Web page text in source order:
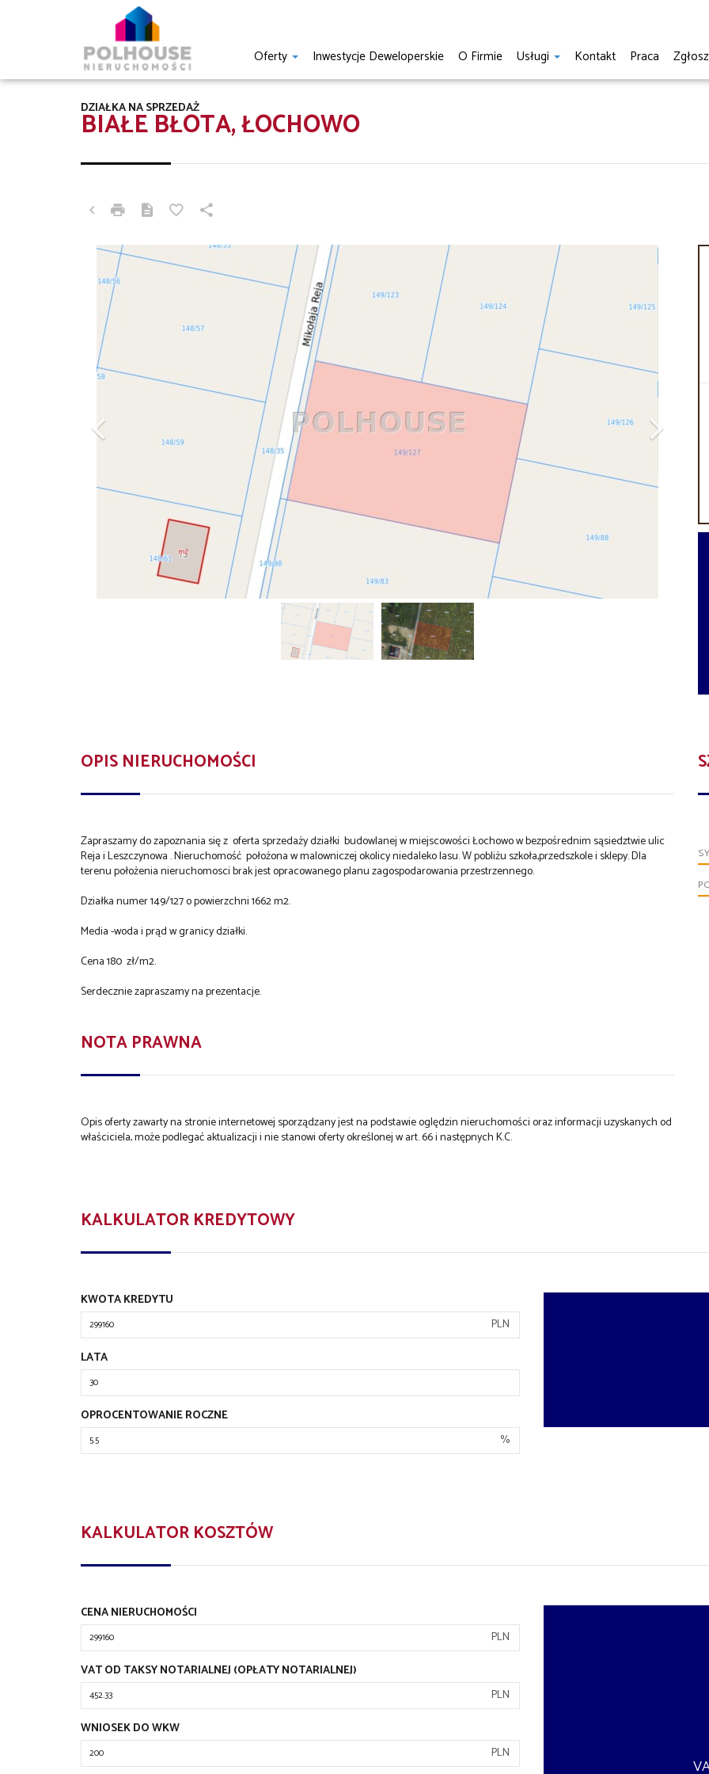
Oferty Inwestycje Deweloperskie O Firmie Usługi Kontakt Praca
BIAŁE BŁOTA, ŁOCHOWO
DZIAŁKA NA SPRZEDAŻ
OPIS NIERUCHOMOŚCI
Zapraszamy do zapoznania się z oferta sprzedaży działki budowlanej w miejscowości Łochowo w bezpośrednim sąsiedztwie ulic
Reja i Leszczynowa . Nieruchomość położona w malowniczej okolicy niedaleko lasu. W pobliżu szkoła,przedszkole i sklepy. Dla
terenu położenia nieruchomosci brak jest opracowanego planu zagospodarowania przestrzennego.
Działka numer 149/127 o powierzchni 1662 m2.
Media -woda i prąd w granicy działki.
Cena 180 zł/m2.
Serdecznie zapraszamy na prezentacje.
NOTA PRAWNA
Opis oferty zawarty na stronie internetowej sporządzany jest na podstawie oględzin nieruchomości oraz informacji uzyskanych od
właściciela, może podlegać aktualizacji i nie stanowi oferty określonej w art. 66 i następnych K.C.
KALKULATOR KREDYTOWY
KWOTA KREDYTU
PLN
LATA
OPROCENTOWANIE ROCZNE
%
KALKULATOR KOSZTÓW
CENA NIERUCHOMOŚCI
PLN
VAT OD TAKSY NOTARIALNEJ (OPŁATY NOTARIALNEJ)
PLN
WNIOSEK DO WKW
PLN